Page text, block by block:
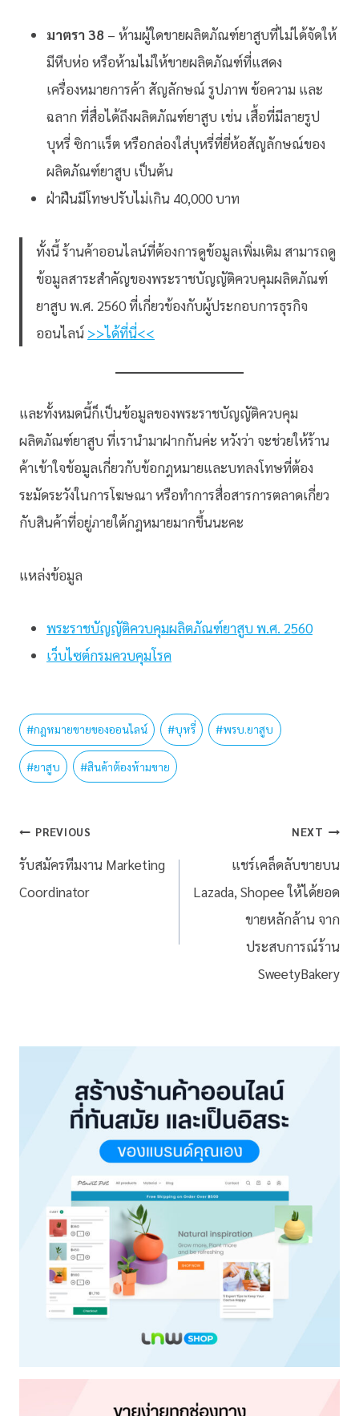
มาตรา 38 – ห้ามผู้ใดขายผลิตภัณฑ์ยาสูบที่ไม่ได้จัดให้
มีหีบห่อ หรือห้ามไม่ให้ขายผลิตภัณฑ์ที่แสดง
เครื่องหมายการค้า สัญลักษณ์ รูปภาพ ข้อความ และ
ฉลาก ที่สื่อได้ถึงผลิตภัณฑ์ยาสูบ เช่น เสื้อที่มีลายรูป
บุหรี่ ซิกาแร็ต หรือกล่องใส่บุหรี่ที่ยี่ห้อสัญลักษณ์ของ
ผลิตภัณฑ์ยาสูบ เป็นต้น
ฝ่าฝืนมีโทษปรับไม่เกิน 40,000 บาท
ทั้งนี้ ร้านค้าออนไลน์ที่ต้องการดูข้อมูลเพิ่มเติม สามารถดู
ข้อมูลสาระสำคัญของพระราชบัญญัติควบคุมผลิตภัณฑ์
ยาสูบ พ.ศ. 2560 ที่เกี่ยวข้องกับผู้ประกอบการธุรกิจ
ออนไลน์ >>ได้ที่นี่<<
และทั้งหมดนี้ก็เป็นข้อมูลของพระราชบัญญัติควบคุม
ผลิตภัณฑ์ยาสูบ ที่เรานำมาฝากกันค่ะ หวังว่า จะช่วยให้ร้าน
ค้าเข้าใจข้อมูลเกี่ยวกับข้อกฎหมายและบทลงโทษที่ต้อง
ระมัดระวังในการโฆษณา หรือทำการสื่อสารการตลาดเกี่ยว
กับสินค้าที่อยู่ภายใต้กฎหมายมากขึ้นนะคะ
แหล่งข้อมูล
พระราชบัญญัติควบคุมผลิตภัณฑ์ยาสูบ พ.ศ. 2560
เว็บไซต์กรมควบคุมโรค
#กฎหมายขายของออนไลน์ #บุหรี่ #พรบ.ยาสูบ
#ยาสูบ #สินค้าต้องห้ามขาย
PREVIOUS
รับสมัครทีมงาน Marketing
Coordinator
NEXT
แชร์เคล็ดลับขายบน
Lazada, Shopee ให้ได้ยอด
ขายหลักล้าน จาก
ประสบการณ์ร้าน
SweetyBakery